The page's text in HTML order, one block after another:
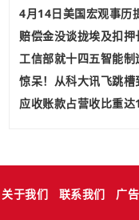
4月14日美国宏观事历
赔偿金没谈拢埃及扣
工信部就十四五智能
惊呆！从科大讯飞跳
应收账款占营收比重
关于我们 联系我们 广